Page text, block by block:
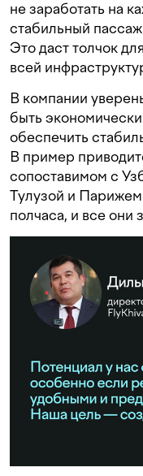
не заработать на
стабильный
Это даст толчок
всей
В компании
быть
обеспечить
В пример
сопоставимом с
Тулузой и
полчаса, и все они